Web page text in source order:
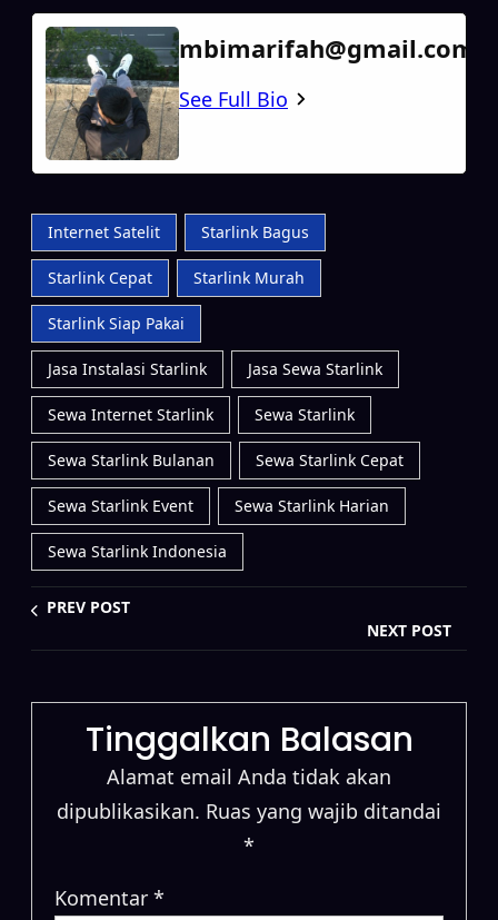
mbimarifah@gmail.com
See Full Bio
Internet Satelit Starlink Bagus
Starlink Cepat Starlink Murah
Starlink Siap Pakai
Jasa Instalasi Starlink Jasa Sewa Starlink
Sewa Internet Starlink Sewa Starlink
Sewa Starlink Bulanan Sewa Starlink Cepat
Sewa Starlink Event Sewa Starlink Harian
Sewa Starlink Indonesia
PREV POST
NEXT POST
Tinggalkan Balasan
Alamat email Anda tidak akan
dipublikasikan. Ruas yang wajib ditandai
*
Komentar *